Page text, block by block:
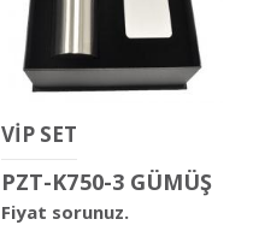
VİP SET
PZT-K750-3 GÜMÜŞ
Fiyat sorunuz.